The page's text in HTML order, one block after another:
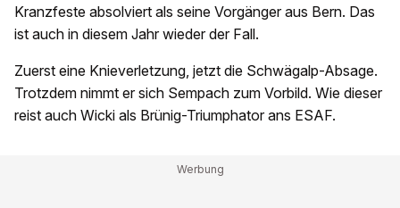
Kranzfeste absolviert als seine Vorgänger aus Bern. Das
ist auch in diesem Jahr wieder der Fall.
Zuerst eine Knieverletzung, jetzt die Schwägalp-Absage.
Trotzdem nimmt er sich Sempach zum Vorbild. Wie dieser
reist auch Wicki als Brünig-Triumphator ans ESAF.